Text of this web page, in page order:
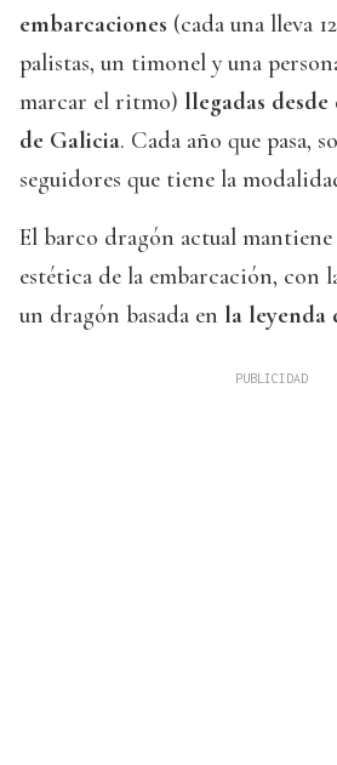
embarcaciones (cada una lleva
palistas, un timonel y una
marcar el ritmo) llegadas
de Galicia. Cada año que pasa,
seguidores que tiene la
El barco dragón actual
estética de la embarcación, con
un dragón basada en la leyenda